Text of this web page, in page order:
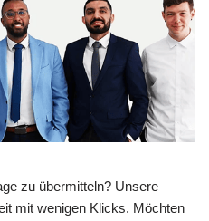
zu übermitteln? Unsere
mit wenigen Klicks. Möchten